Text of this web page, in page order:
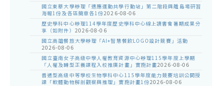
國立東華大學辦理「適應運動共學行動站」第二階段與離島場研習
海報1份及各區簡章各1份2026-08-06
歷史學科中心辦理114學年度歷史學科中心線上讀書會暑期成果分
享（如附件） 2026-08-06
國立高雄餐旅大學辦理「AI+智慧餐飲LOGO設計競賽」活動
2026-08-06
國立臺南女子高級中學人權教育資源中心辦理115學年度上學期
「人權及轉型正義課程入校推廣計畫」實施計畫2026-08-06
普通型高級中等學校生物學科中心115學年度能力競賽培訓公開授
課「軟體動物解剖觀察與推理」實施計畫1份2026-08-06